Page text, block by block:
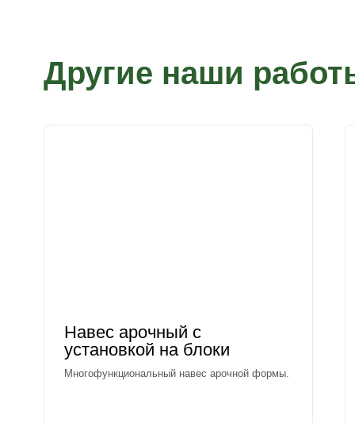
Другие наши
Навес арочный с
установкой на блоки
Многофункциональный навес арочной формы.